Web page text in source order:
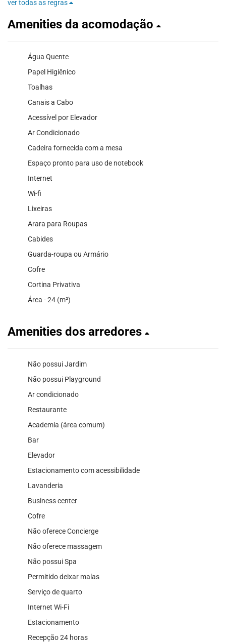
ver todas as regras
Amenities da acomodação
Água Quente
Papel Higiênico
Toalhas
Canais a Cabo
Acessível por Elevador
Ar Condicionado
Cadeira fornecida com a mesa
Espaço pronto para uso de notebook
Internet
Wi-fi
Lixeiras
Arara para Roupas
Cabides
Guarda-roupa ou Armário
Cofre
Cortina Privativa
Área - 24 (m²)
Amenities dos arredores
Não possui Jardim
Não possui Playground
Ar condicionado
Restaurante
Academia (área comum)
Bar
Elevador
Estacionamento com acessibilidade
Lavanderia
Business center
Cofre
Não oferece Concierge
Não oferece massagem
Não possui Spa
Permitido deixar malas
Serviço de quarto
Internet Wi-Fi
Estacionamento
Recepção 24 horas